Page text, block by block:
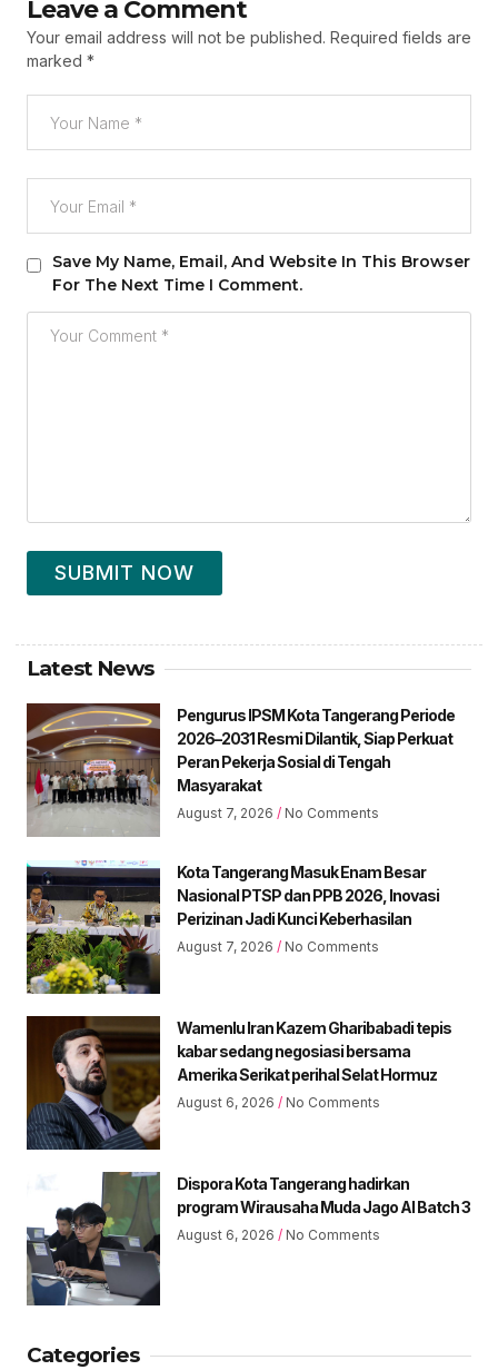
Leave a Comment
Your email address will not be published. Required fields are
marked *
Save My Name, Email, And Website In This Browser
For The Next Time I Comment.
SUBMIT NOW
Latest News
Pengurus IPSM Kota Tangerang Periode
2026–2031 Resmi Dilantik, Siap Perkuat
Peran Pekerja Sosial di Tengah
Masyarakat
August 7, 2026 No Comments
Kota Tangerang Masuk Enam Besar
Nasional PTSP dan PPB 2026, Inovasi
Perizinan Jadi Kunci Keberhasilan
August 7, 2026 No Comments
Wamenlu Iran Kazem Gharibabadi tepis
kabar sedang negosiasi bersama
Amerika Serikat perihal Selat Hormuz
August 6, 2026 No Comments
Dispora Kota Tangerang hadirkan
program Wirausaha Muda Jago AI Batch 3
August 6, 2026 No Comments
Categories